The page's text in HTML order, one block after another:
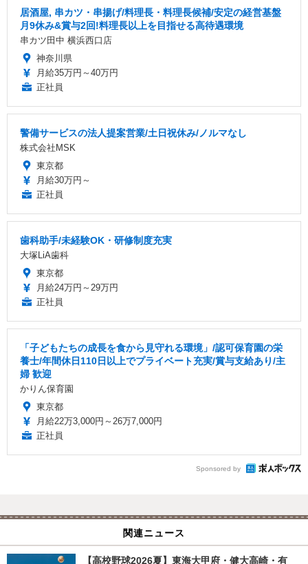
居酒屋, 串カツ・串揚げ/料理長・料理長候補/安定の経営基盤
月9休み&賞与2回!料理長以上を目指せる高待遇環境
串カツ田中 横浜西口店
神奈川県
月給35万円～40万円
正社員
警備サービスの法人提案営業/土日祝休み/ノルマなし
株式会社MSK
東京都
月給30万円～
正社員
歯科助手/未経験OK・研修制度充実
大塚LiA歯科
東京都
月給24万円～29万円
正社員
「子どもたちの成長を食から見守れる環境」/認可保育園の栄
養士/年間休日110日以上でプライベート充実/賞与支給あり/主
婦 歓迎
かりん保育園
東京都
月給22万3,000円～26万7,000円
正社員
Sponsored by
関連ニュース
【高校野球2026夏】東海大甲府・健大高崎・有